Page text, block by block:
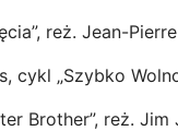
reż. Jean-
cykl „Szybko
Brother”, reż.